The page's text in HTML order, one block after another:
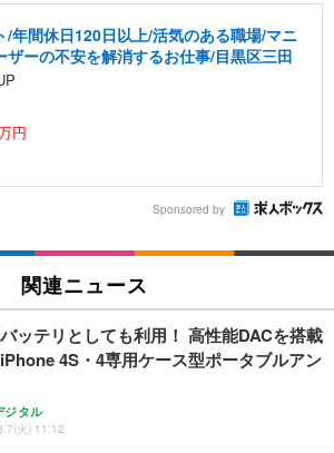
/年間休日120日以上/活気のある職場/マニ
ザーの不安を解消するお仕事/目黒区三田
円
Sponsored by
関連ニュース
ッテリとしても利用！ 高性能DACを搭載
4S・4専用ケース型ポータブルアン
ジタル
火) 11:12